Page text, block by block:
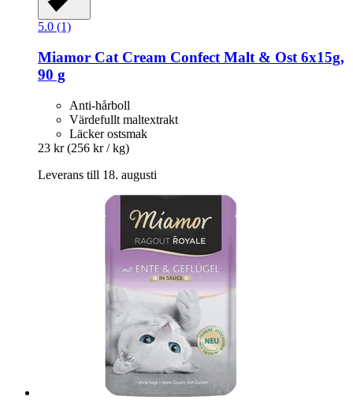
5.0 (1)
Miamor Cat Cream Confect Malt & Ost 6x15g,
90 g
Anti-hårboll
Värdefullt maltextrakt
Läcker ostsmak
23 kr (256 kr / kg)
Leverans till 18. augusti